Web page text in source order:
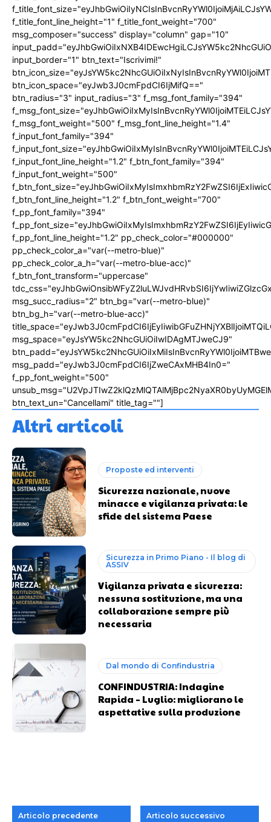
f_title_font_line_height="1" f_title_font_weight="700"
msg_composer="success" display="column" gap="10"
input_border="1" btn_text="Iscrivimi!"
btn_icon_space="eyJwb3J0cmFpdCI6IjMifQ=="
btn_radius="3" input_radius="3" f_msg_font_family="394"
f_msg_font_weight="500" f_msg_font_line_height="1.4"
f_input_font_family="394"
f_input_font_line_height="1.2" f_btn_font_family="394"
f_input_font_weight="500"
f_btn_font_line_height="1.2" f_btn_font_weight="700"
f_pp_font_family="394"
f_pp_font_line_height="1.2" pp_check_color="#000000"
pp_check_color_a="var(--metro-blue)"
pp_check_color_a_h="var(--metro-blue-acc)"
f_btn_font_transform="uppercase"
msg_succ_radius="2" btn_bg="var(--metro-blue)"
btn_bg_h="var(--metro-blue-acc)"
msg_space="eyJsYW5kc2NhcGUiOiIwIDAgMTJweCJ9"
msg_padd="eyJwb3J0cmFpdCI6IjZweCAxMHB4In0="
f_pp_font_weight="500"
btn_text_un="Cancellami" title_tag=""]
Altri articoli
Proposte ed interventi
Sicurezza nazionale, nuove
minacce e vigilanza privata: le
sfide del sistema Paese
Sicurezza in Primo Piano - Il blog di
ASSIV
Vigilanza privata e sicurezza:
nessuna sostituzione, ma una
collaborazione sempre più
necessaria
Dal mondo di Confindustria
CONFINDUSTRIA: Indagine
Rapida – Luglio: migliorano le
aspettative sulla produzione
Articolo precedente Articolo successivo